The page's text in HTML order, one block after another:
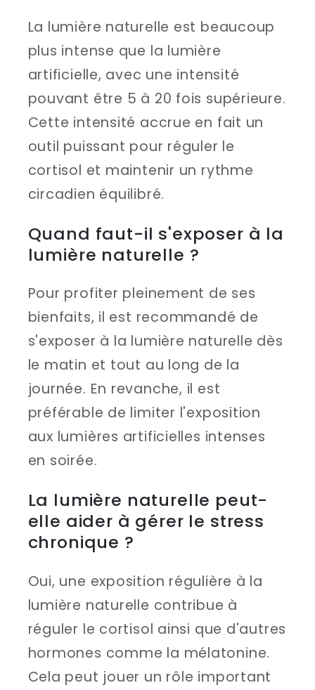
La lumière naturelle est beaucoup
plus intense que la lumière
artificielle, avec une intensité
pouvant être 5 à 20 fois supérieure.
Cette intensité accrue en fait un
outil puissant pour réguler le
cortisol et maintenir un rythme
circadien équilibré.
Quand faut-il s'exposer à la
lumière naturelle ?
Pour profiter pleinement de ses
bienfaits, il est recommandé de
s'exposer à la lumière naturelle dès
le matin et tout au long de la
journée. En revanche, il est
préférable de limiter l'exposition
aux lumières artificielles intenses
en soirée.
La lumière naturelle peut-
elle aider à gérer le stress
chronique ?
Oui, une exposition régulière à la
lumière naturelle contribue à
réguler le cortisol ainsi que d'autres
hormones comme la mélatonine.
Cela peut jouer un rôle important